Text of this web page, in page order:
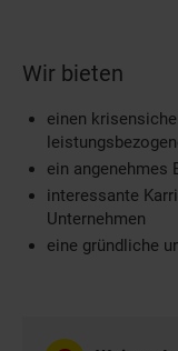
Wir bieten
einen
ein angenehmes
interessante
Unternehmen
eine gründliche